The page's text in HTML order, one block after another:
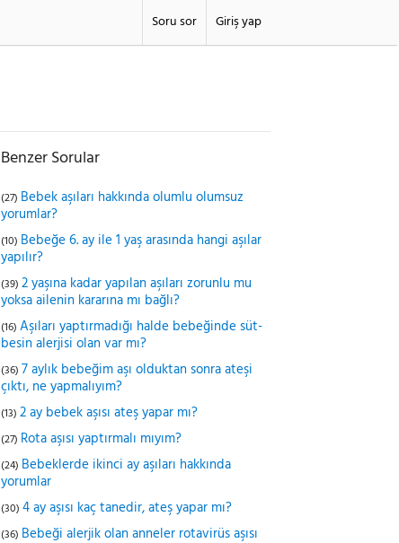
Giriş yap
Soru sor
Benzer Sorular
(27) Bebek aşıları hakkında olumlu olumsuz
yorumlar?
(10) Bebeğe 6. ay ile 1 yaş arasında hangi aşılar
yapılır?
(39) 2 yaşına kadar yapılan aşıları zorunlu mu
yoksa ailenin kararına mı bağlı?
(16) Aşıları yaptırmadığı halde bebeğinde süt-
besin alerjisi olan var mı?
(36) 7 aylık bebeğim aşı olduktan sonra ateşi
çıktı, ne yapmalıyım?
(13) 2 ay bebek aşısı ateş yapar mı?
(27) Rota aşısı yaptırmalı mıyım?
(24) Bebeklerde ikinci ay aşıları hakkında
yorumlar
(30) 4 ay aşısı kaç tanedir, ateş yapar mı?
(36) Bebeği alerjik olan anneler rotavirüs aşısı